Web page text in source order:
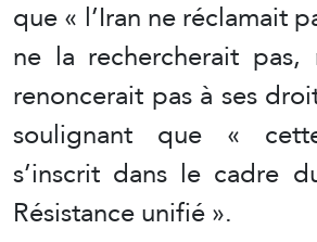
que « l’Iran ne réclamait
ne la rechercherait pas,
renoncerait pas à ses
soulignant que «
s’inscrit dans le cadre
Résistance unifié ».